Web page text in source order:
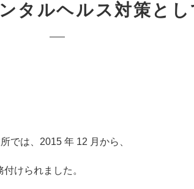
タルヘルス対策と
では、2015 年 12 月から、
けられました。